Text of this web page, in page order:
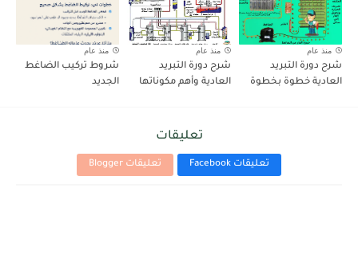
منذ عام
شرح دورة التبريد
العادية خطوة بخطوة
منذ عام
شرح دورة التبريد
العادية وأهم مكوناتها
منذ عام
شروط تركيب الضاغط
الجديد
تعليقات
تعليقات Facebook تعليقات Blogger